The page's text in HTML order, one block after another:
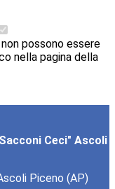
possono essere
nella pagina della
Ceci" Ascoli
Piceno (AP)